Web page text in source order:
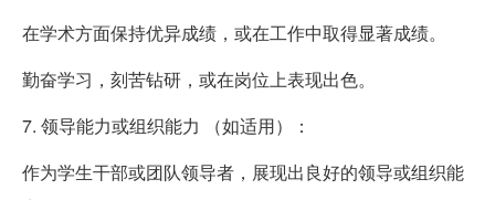
在学术方面保持优异成绩，或在工作中取得显著成绩。
勤奋学习，刻苦钻研，或在岗位上表现出色。
7. 领导能力或组织能力 （如适用）：
作为学生干部或团队领导者，展现出良好的领导或组织能